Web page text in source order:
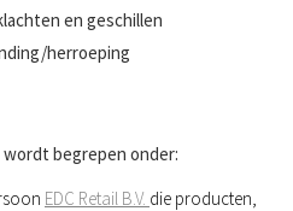
en geschillen
herroeping
begrepen onder:
EDC Retail B.V. die producten,